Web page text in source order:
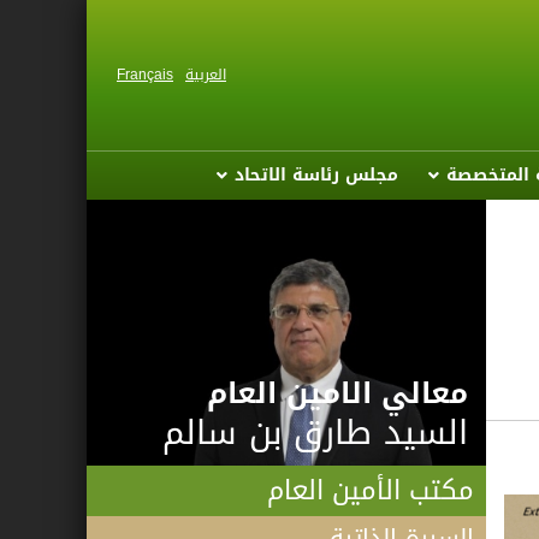
العربية Français
المتخصصة مجلس رئاسة الاتحاد
معالي الامين العام
السيد طارق بن سالم
مكتب الأمين العام